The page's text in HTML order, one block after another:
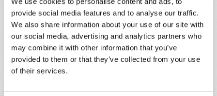
provide social media features and to analyse our traffic.
We also share information about your use of our site with
our social media, advertising and analytics partners who
may combine it with other information that you’ve
provided to them or that they’ve collected from your use
of their services.